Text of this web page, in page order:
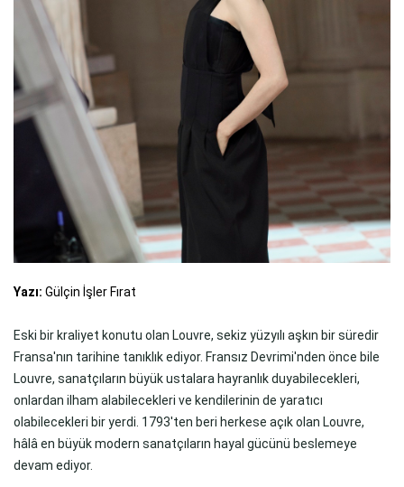
Yazı: Gülçin İşler Fırat
Eski bir kraliyet konutu olan Louvre, sekiz yüzyılı aşkın bir süredir
Fransa'nın tarihine tanıklık ediyor. Fransız Devrimi'nden önce bile
Louvre, sanatçıların büyük ustalara hayranlık duyabilecekleri,
onlardan ilham alabilecekleri ve kendilerinin de yaratıcı
olabilecekleri bir yerdi. 1793'ten beri herkese açık olan Louvre,
hâlâ en büyük modern sanatçıların hayal gücünü beslemeye
devam ediyor.